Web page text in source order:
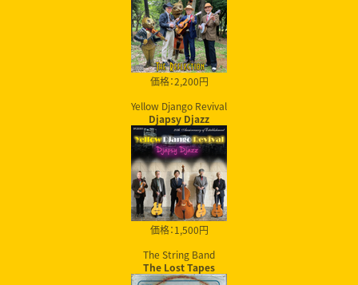
価格：2,200円
Yellow Django Revival
Djapsy Djazz
価格：1,500円
The String Band
The Lost Tapes